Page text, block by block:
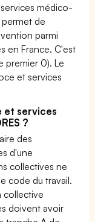
médico-
de
parmi
en France. C'est
premier 0). Le
et services
et services
?
des
d'une
collectives ne
code du travail.
collective
doivent avoir